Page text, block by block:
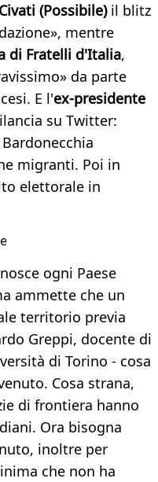
(Possibile)il blitz
mentre
di Fratelli d'Italia,
da parte
E l'ex-presidente
su Twitter:
migranti. Poi in
elettorale in
ogni Paese
ammette che un
territorio previa
Greppi, docente di
di Torino - cosa
Cosa strana,
di frontiera hanno
Ora bisogna
inoltre per
che non ha